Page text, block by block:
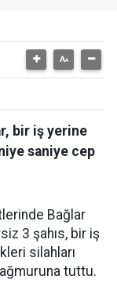
bir iş yerine
saniye cep
Bağlar
3 şahıs, bir iş
silahları
tuttu.